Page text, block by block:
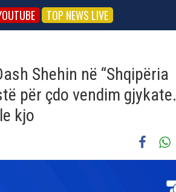
TOP NEWS LIVE
Shehin në “Shqipëria
për çdo vendim gjykate.
kjo